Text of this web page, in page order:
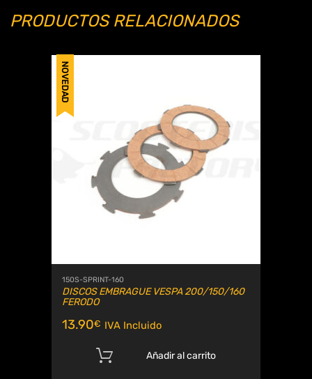
PRODUCTOS RELACIONADOS
NOVEDAD
150S-SPRINT-160
DISCOS EMBRAGUE VESPA 200/150/160
FERODO
13.90€ IVA Incluido
Añadir al carrito